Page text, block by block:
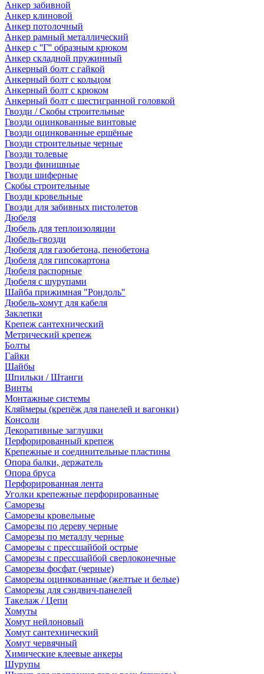
Анкер забивной
Анкер клиновой
Анкер потолочный
Анкер рамный металлический
Анкер с ''Г'' образным крюком
Анкер складной пружинный
Анкерный болт с гайкой
Анкерный болт с кольцом
Анкерный болт с крюком
Анкерный болт с шестигранной головкой
Гвозди / Скобы строительные
Гвозди оцинкованные винтовые
Гвозди оцинкованные ершёные
Гвозди строительные черные
Гвозди толевые
Гвозди финишные
Гвозди шиферные
Скобы строительные
Гвозди кровельные
Гвозди для забивных пистолетов
Дюбеля
Дюбель для теплоизоляции
Дюбель-гвозди
Дюбеля для газобетона, пенобетона
Дюбеля для гипсокартона
Дюбеля распорные
Дюбеля с шурупами
Шайба прижимная "Рондоль"
Дюбель-хомут для кабеля
Заклепки
Крепеж сантехнический
Метрический крепеж
Болты
Гайки
Шайбы
Шпильки / Штанги
Винты
Монтажные системы
Кляймеры (крепёж для панелей и вагонки)
Консоли
Декоративные заглушки
Перфорированный крепеж
Крепежные и соединительные пластины
Опора балки, держатель
Опора бруса
Перфорированная лента
Уголки крепежные перфорированные
Саморезы
Саморезы кровельные
Саморезы по дереву черные
Саморезы по металлу черные
Саморезы с прессшайбой острые
Саморезы с прессшайбой сверлоконечные
Саморезы фосфат (черные)
Саморезы оцинкованные (желтые и белые)
Саморезы для сэндвич-панелей
Такелаж / Цепи
Хомуты
Хомут нейлоновый
Хомут сантехнический
Хомут червячный
Химические клеевые анкеры
Шурупы